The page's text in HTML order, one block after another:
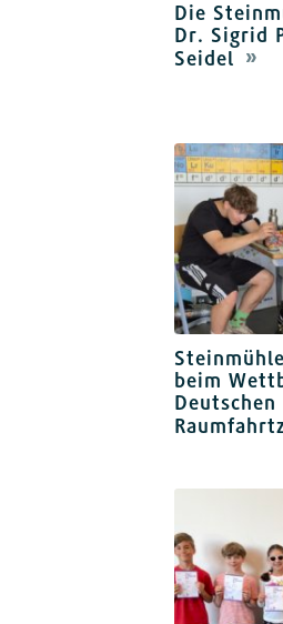
Die
Dr. Sigrid
Seidel
beim